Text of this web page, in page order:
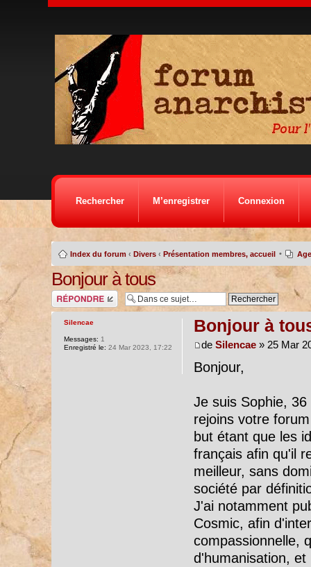
Rechercher M’enregistrer Connexion
Index du forum ‹ Divers ‹ Présentation membres, accueil •
Bonjour à tous
Répondre
Bonjour à
de Silencae» 25 Mar
Bonjour,
Je suis Sophie,
rejoins votre
but étant que les
français afin qu'il
meilleur, sans
société par
J'ai notamment
Cosmic, afin
compassionnelle,
d'humanisation, et
Silencae
Messages: 1
Enregistré le: 24 Mar 2023, 17:22